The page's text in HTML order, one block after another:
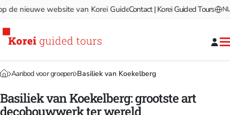
nieuwe website van Korei Guided Tours! Welkom op de
Contact | Korei Guided Tours NL
Aanbod voor groepen Basiliek van Koekelberg
Basiliek van Koekelberg: grootste art
decobouwwerk ter wereld